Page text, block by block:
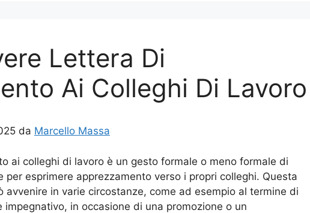
Lettera Di
Ai Colleghi Di Lavoro
da Marcello Massa
ai colleghi di lavoro è un gesto formale o meno formale di
per esprimere apprezzamento verso i propri colleghi. Questa
avvenire in varie circostanze, come ad esempio al termine di
in occasione di una promozione o un